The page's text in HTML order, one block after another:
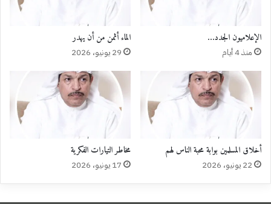
الإعلاميون الجدد…
منذ 4 أيام
الماء أثمن من أن يهدر
29 يونيو، 2026
أخلاق المسلمين بوابة محبة الناس لهم
22 يونيو، 2026
مخاطر التيارات الفكرية
17 يونيو، 2026